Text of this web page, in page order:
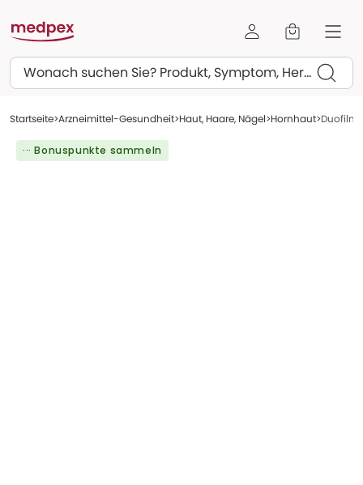
Suchen
Startseite Arzneimittel-Gesundheit Haut, Haare, Nägel Hornhaut Duofilm
··· Bonuspunkte sammeln